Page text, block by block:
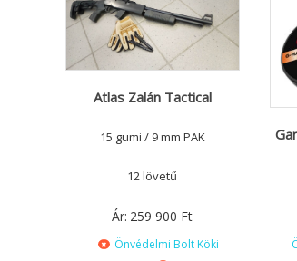
Atlas Zalán Tactical
15 gumi / 9 mm PAK
12 lövetű
Ár: 259 900 Ft
Önvédelmi Bolt Köki